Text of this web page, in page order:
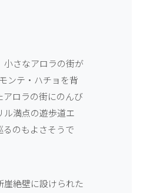
小さなアロラの街が
ンテ・ハチョを背
ロラの街にのんび
ル満点の遊歩道エ
のもよさそうで
絶壁に設けられた